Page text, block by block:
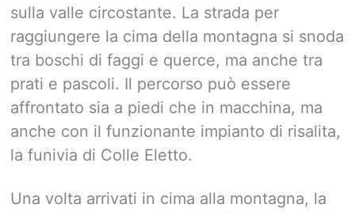
sulla valle circostante. La strada per
raggiungere la cima della montagna si snoda
tra boschi di faggi e querce, ma anche tra
prati e pascoli. Il percorso può essere
affrontato sia a piedi che in macchina, ma
anche con il funzionante impianto di risalita,
la funivia di Colle Eletto.
Una volta arrivati in cima alla montagna, la